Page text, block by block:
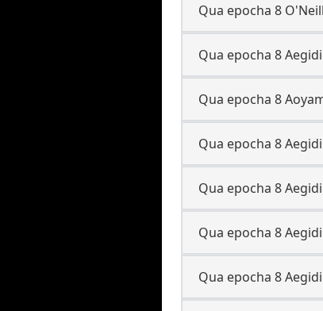
Qua epocha 8
Qua epocha 8
Qua epocha 8
Qua epocha 8
Qua epocha 8
Qua epocha 8
Qua epocha 8